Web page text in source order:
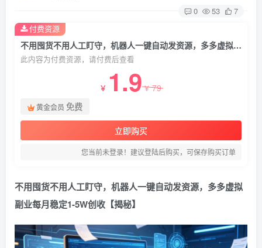
0 53 7
不用囤货不用人工盯守，机器人一键自动发资源，多多虚拟副业每月稳定1-5W创收【揭秘】
此内容为付费资源，请付费后查看
￥ 1.9￥79
黄金会员 免费
立即购买
您当前未登录！建议登陆后购买，可保存购买订单
付费资源
不用囤货不用人工盯守，机器人一键自动发资源，多多虚拟
副业每月稳定1-5W创收【揭秘】